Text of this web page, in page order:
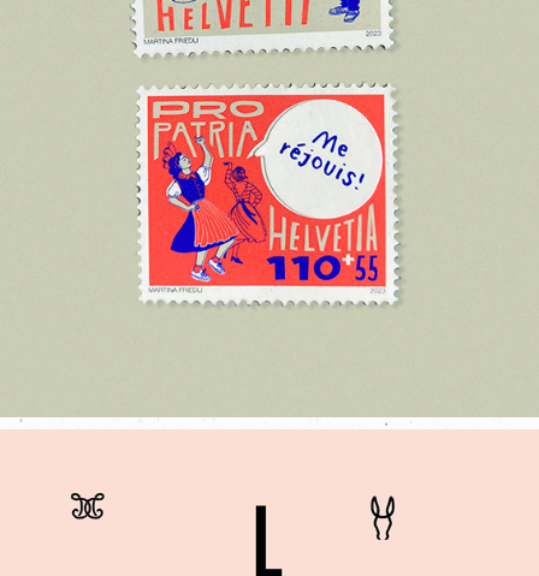
BRIEFMARKEN FÜR PRO PATRIA